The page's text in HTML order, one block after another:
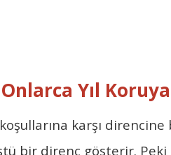
Yıl
karşı
bir direnç gösterir. Peki